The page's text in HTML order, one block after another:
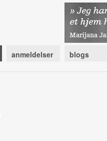
anmeldelser blogs